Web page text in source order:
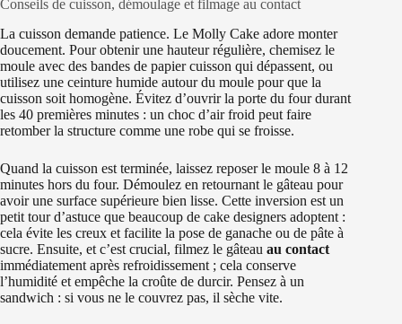
Conseils de cuisson, démoulage et filmage au contact
La cuisson demande patience. Le Molly Cake adore monter
doucement. Pour obtenir une hauteur régulière, chemisez le
moule avec des bandes de papier cuisson qui dépassent, ou
utilisez une ceinture humide autour du moule pour que la
cuisson soit homogène. Évitez d’ouvrir la porte du four durant
les 40 premières minutes : un choc d’air froid peut faire
retomber la structure comme une robe qui se froisse.
Quand la cuisson est terminée, laissez reposer le moule 8 à 12
minutes hors du four. Démoulez en retournant le gâteau pour
avoir une surface supérieure bien lisse. Cette inversion est un
petit tour d’astuce que beaucoup de cake designers adoptent :
cela évite les creux et facilite la pose de ganache ou de pâte à
sucre. Ensuite, et c’est crucial, filmez le gâteau au contact
immédiatement après refroidissement ; cela conserve
l’humidité et empêche la croûte de durcir. Pensez à un
sandwich : si vous ne le couvrez pas, il sèche vite.